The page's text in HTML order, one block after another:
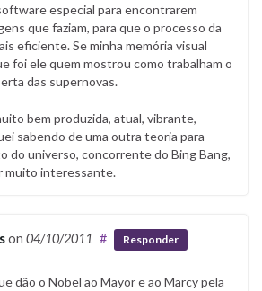
especial para encontrarem
que faziam, para que o processo da
eficiente. Se minha memória visual
foi ele quem mostrou como trabalham o
das supernovas.
bem produzida, atual, vibrante,
sabendo de uma outra teoria para
do universo, concorrente do Bing Bang,
muito interessante.
on 04/10/2011 # Responder
dão o Nobel ao Mayor e ao Marcy pela